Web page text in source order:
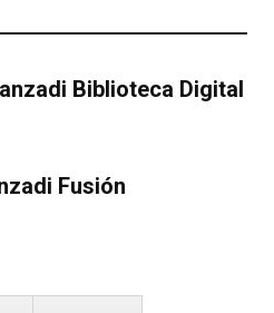
Biblioteca Digital
Fusión